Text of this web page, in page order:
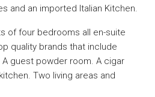
and an imported Italian Kitchen.
of four bedrooms all en-suite
quality brands that include
A guest powder room. A cigar
Two living areas and